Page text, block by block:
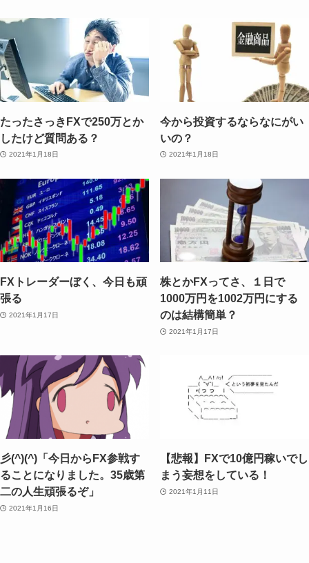
たったさっきFXで250万とか
したけど質問ある？
2021年1月18日
今から投資するならなにがい
いの？
2021年1月18日
FXトレーダーぼく、今日も頑
張る
2021年1月17日
株とかFXってさ、１日で
1000万円を1002万円にする
のは結構簡単？
2021年1月17日
彡(^)(^)「今日からFX参戦す
ることになりました。35歳第
二の人生頑張るぞ」
2021年1月16日
【悲報】FXで10億円稼いでし
まう妄想をしている！
2021年1月11日